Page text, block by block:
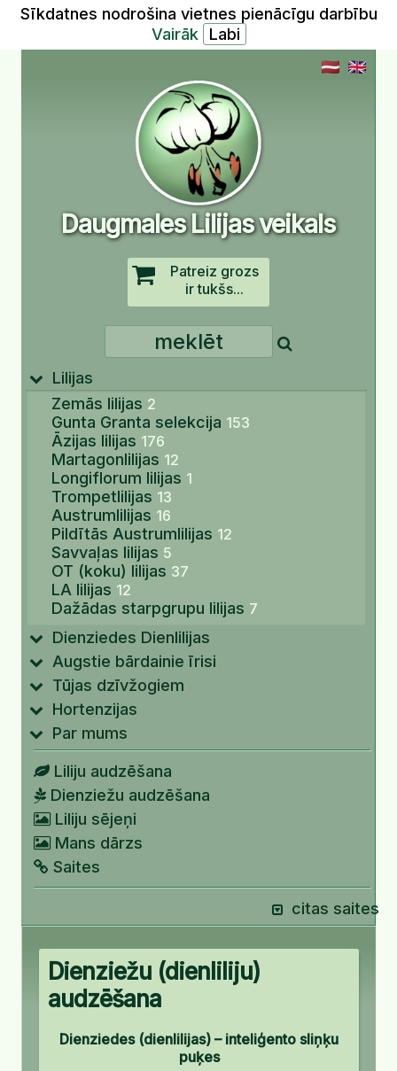
Sīkdatnes nodrošina vietnes pienācīgu darbību
Vairāk
Daugmales Lilijas veikals
Patreiz grozs
ir tukšs...
Lilijas
Zemās lilijas 2
Gunta Granta selekcija 153
Āzijas lilijas 176
Martagonlilijas 12
Longiflorum lilijas 1
Trompetlilijas 13
Austrumlilijas 16
Pildītās Austrumlilijas 12
Savvaļas lilijas 5
OT (koku) lilijas 37
LA lilijas 12
Dažādas starpgrupu lilijas 7
Dienziedes Dienlilijas
Augstie bārdainie īrisi
Tūjas dzīvžogiem
Hortenzijas
Par mums
Liliju audzēšana
Dienziežu audzēšana
Liliju sējeņi
Mans dārzs
Saites
citas saites
Dienziežu (dienliliju)
audzēšana
Dienziedes (dienlilijas) – inteliģento sliņķu
puķes